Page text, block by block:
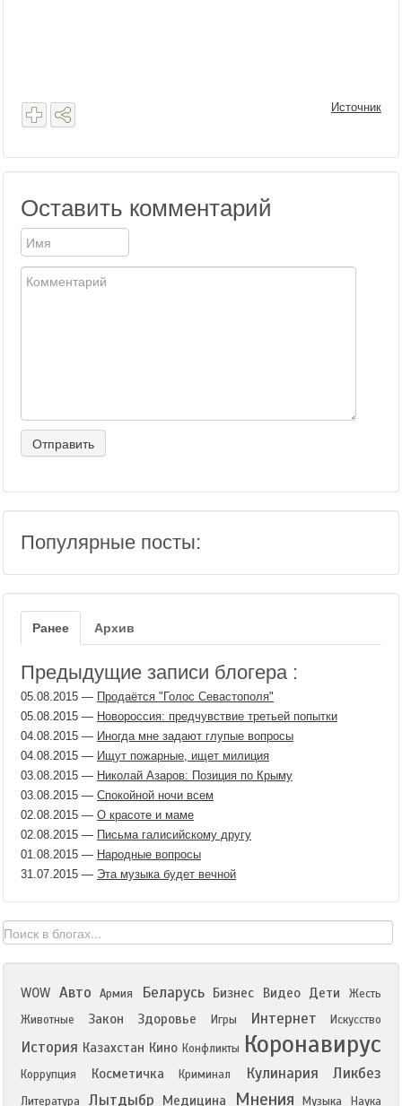
Источник
Оставить комментарий
Популярные посты:
Ранее Архив
Предыдущие записи блогера :
05.08.2015 — Продаётся "Голос Севастополя"
05.08.2015 — Новороссия: предчувствие третьей попытки
04.08.2015 — Иногда мне задают глупые вопросы
04.08.2015 — Ищут пожарные, ищет милиция
03.08.2015 — Николай Азаров: Позиция по Крыму
03.08.2015 — Спокойной ночи всем
02.08.2015 — О красоте и маме
02.08.2015 — Письма галисийскому другу
01.08.2015 — Народные вопросы
31.07.2015 — Эта музыка будет вечной
WOW Авто Армия Беларусь Бизнес Видео Дети
Жесть
Животные
Закон Здоровье Игры Интернет Искусство
История Казахстан Кино Конфликты Коронавирус
Коррупция Косметичка Криминал Кулинария Ликбез
Литература Лытдыбр Медицина Мнения Музыка Наука